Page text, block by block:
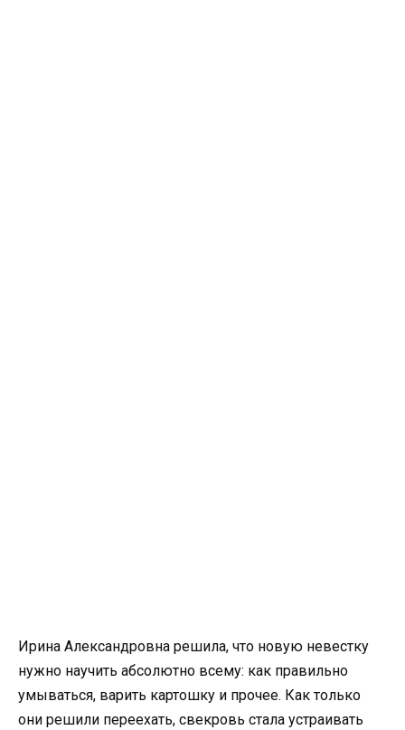
Ирина Александровна решила, что новую невестку
нужно научить абсолютно всему: как правильно
умываться, варить картошку и прочее. Как только
они решили переехать, свекровь стала устраивать